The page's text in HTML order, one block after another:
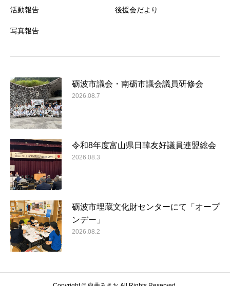
活動報告
写真報告
後援会だより
砺波市議会・南砺市議会議員研修会
2026.08.7
令和8年度富山県日韓友好議員連盟総会
2026.08.3
砺波市埋蔵文化財センターにて「オープ
ンデー」
2026.08.2